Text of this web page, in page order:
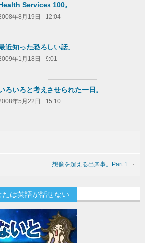
Services 100。
年8月19日 12:04
近知った恐ろしい話。
年1月18日 9:01
ろいろと考えさせられた一日。
年5月22日 15:10
想像を超える出来事。Part 1
は英語が話せない